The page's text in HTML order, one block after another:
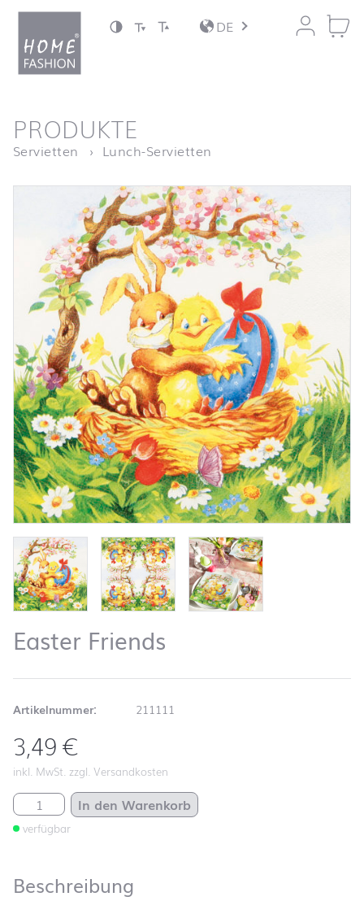
Zum Inhalt springen
DE
Startseite
PRODUKTE
Servietten Lunch-Servietten
Easter Friends
Artikelnummer: 211111
3,49€
inkl. MwSt. zzgl. Versandkosten
Easter Friends Menge
verfügbar
In den Warenkorb
Beschreibung